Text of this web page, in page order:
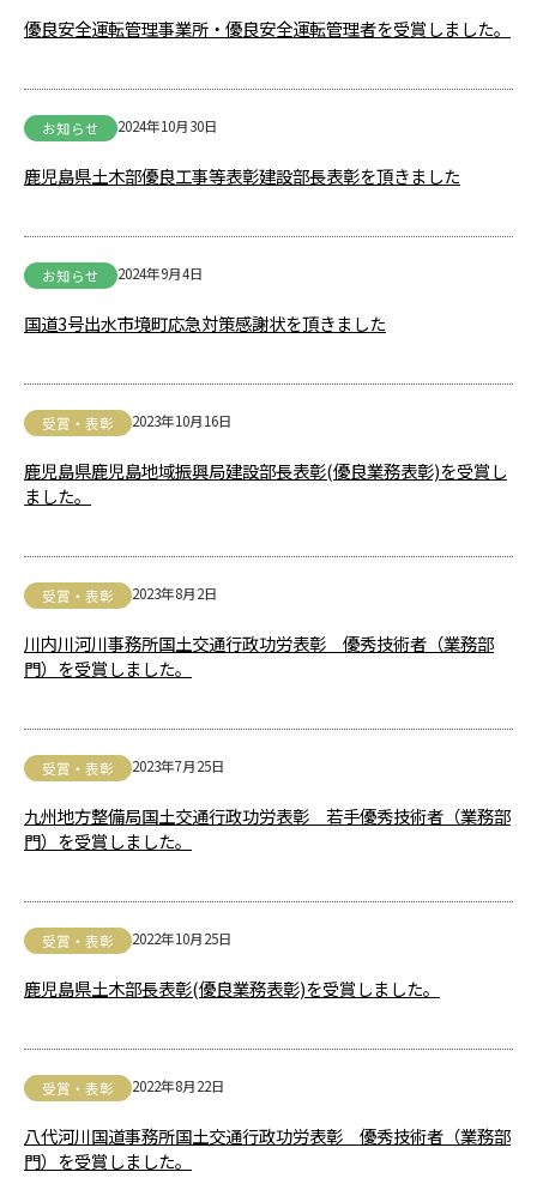
優良安全運転管理事業所・優良安全運転管理者を受賞しました。
お知らせ 2024年10月30日
鹿児島県土木部優良工事等表彰建設部長表彰を頂きました
お知らせ 2024年9月4日
国道3号出水市境町応急対策感謝状を頂きました
受賞・表彰 2023年10月16日
鹿児島県鹿児島地域振興局建設部長表彰(優良業務表彰)を受賞し
ました。
受賞・表彰 2023年8月2日
川内川河川事務所国土交通行政功労表彰 優秀技術者（業務部
門）を受賞しました。
受賞・表彰 2023年7月25日
九州地方整備局国土交通行政功労表彰 若手優秀技術者（業務部
門）を受賞しました。
受賞・表彰 2022年10月25日
鹿児島県土木部長表彰(優良業務表彰)を受賞しました。
受賞・表彰 2022年8月22日
八代河川国道事務所国土交通行政功労表彰 優秀技術者（業務部
門）を受賞しました。